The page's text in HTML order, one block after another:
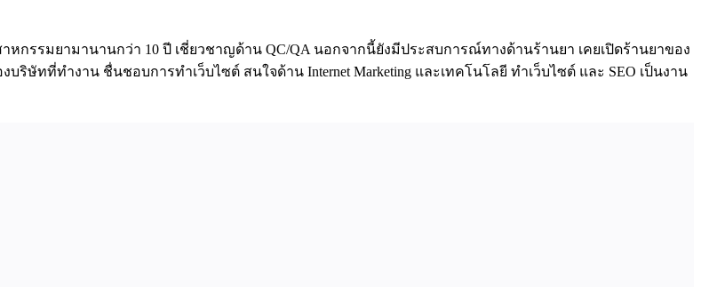
รรมยามานานกว่า 10 ปี เชี่ยวชาญด้าน QC/QA นอกจากนี้ยังมีประสบการณ์ทางด้านร้านยา เคยเปิดร้านยาของ
บริษัทที่ทำงาน ชื่นชอบการทำเว็บไซต์ สนใจด้าน Internet Marketing และเทคโนโลยี ทำเว็บไซต์ และ SEO เป็นงาน